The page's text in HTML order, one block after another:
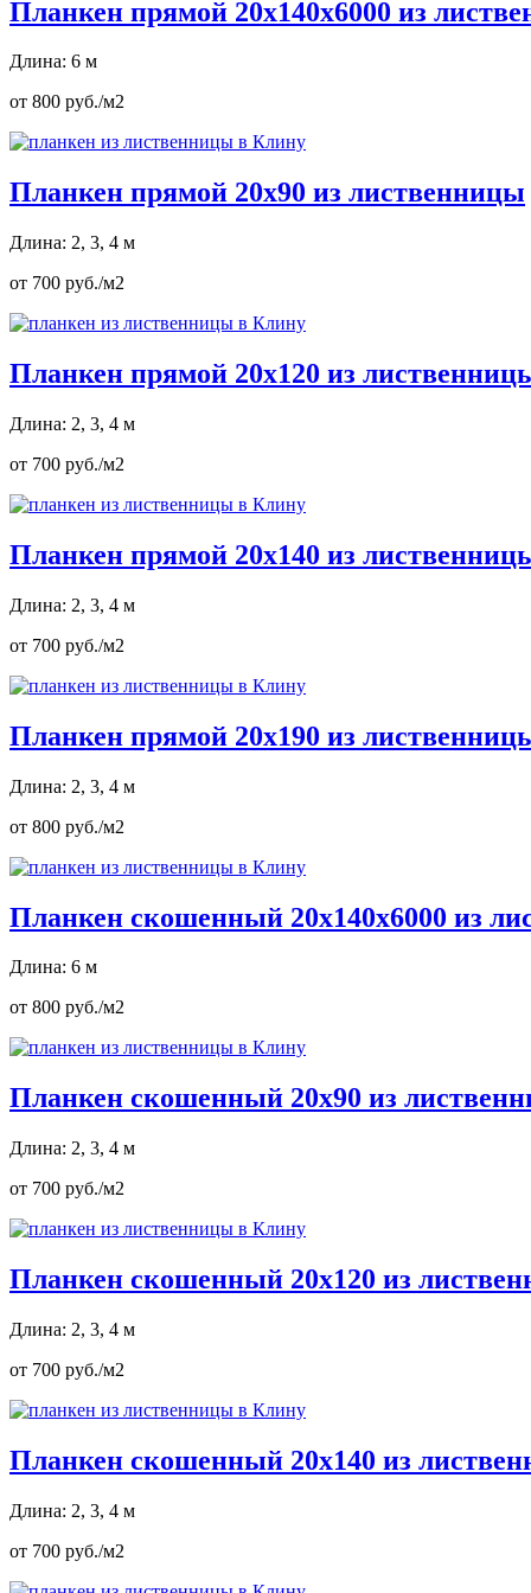
Планкен прямой 20х140х6000 из
Длина: 6 м
от 800 руб./м2
Планкен прямой 20х90 из лиственницы
Длина: 2, 3, 4 м
от 700 руб./м2
Планкен прямой 20х120 из
Длина: 2, 3, 4 м
от 700 руб./м2
Планкен прямой 20х140 из
Длина: 2, 3, 4 м
от 700 руб./м2
Планкен прямой 20х190 из
Длина: 2, 3, 4 м
от 800 руб./м2
Планкен скошенный 20х140х6000 из
Длина: 6 м
от 800 руб./м2
Планкен скошенный 20х90 из
Длина: 2, 3, 4 м
от 700 руб./м2
Планкен скошенный 20х120 из
Длина: 2, 3, 4 м
от 700 руб./м2
Планкен скошенный 20х140 из
Длина: 2, 3, 4 м
от 700 руб./м2